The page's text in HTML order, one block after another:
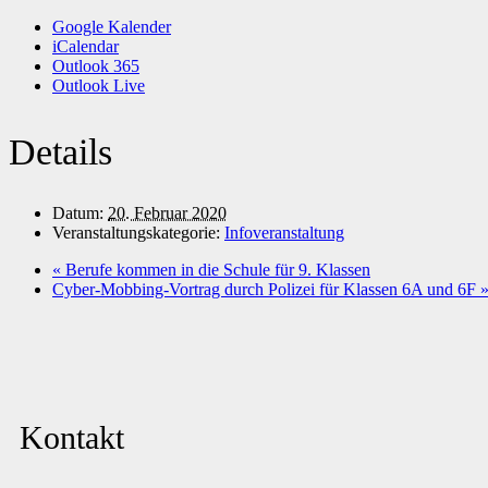
Google Kalender
iCalendar
Outlook 365
Outlook Live
Details
Datum: 20. Februar 2020
Veranstaltungskategorie: Infoveranstaltung
« Berufe kommen in die Schule für 9. Klassen
Cyber-Mobbing-Vortrag durch Polizei für Klassen 6A und 6F »
Kontakt